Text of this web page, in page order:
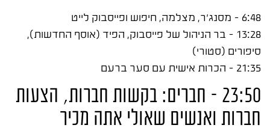
6:48 – מסנג'ר, מצלמה, חיפוש ופייסבוק לייט
13:28 – בר הניהול של פייסבוק, הפיד (אוסף החדשות),
סיפורים (סטורי)
21:35 – הכרות אישית עם סער ברעם
23:50 – חברים: בקשות חברות, הצעות
חברות ואנשים שאולי אתה מכיר